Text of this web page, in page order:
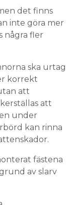
det finns
inte göra mer
några fler
ska urtag
korrekt
att
att
under
kan rinna
fästena
av slarv